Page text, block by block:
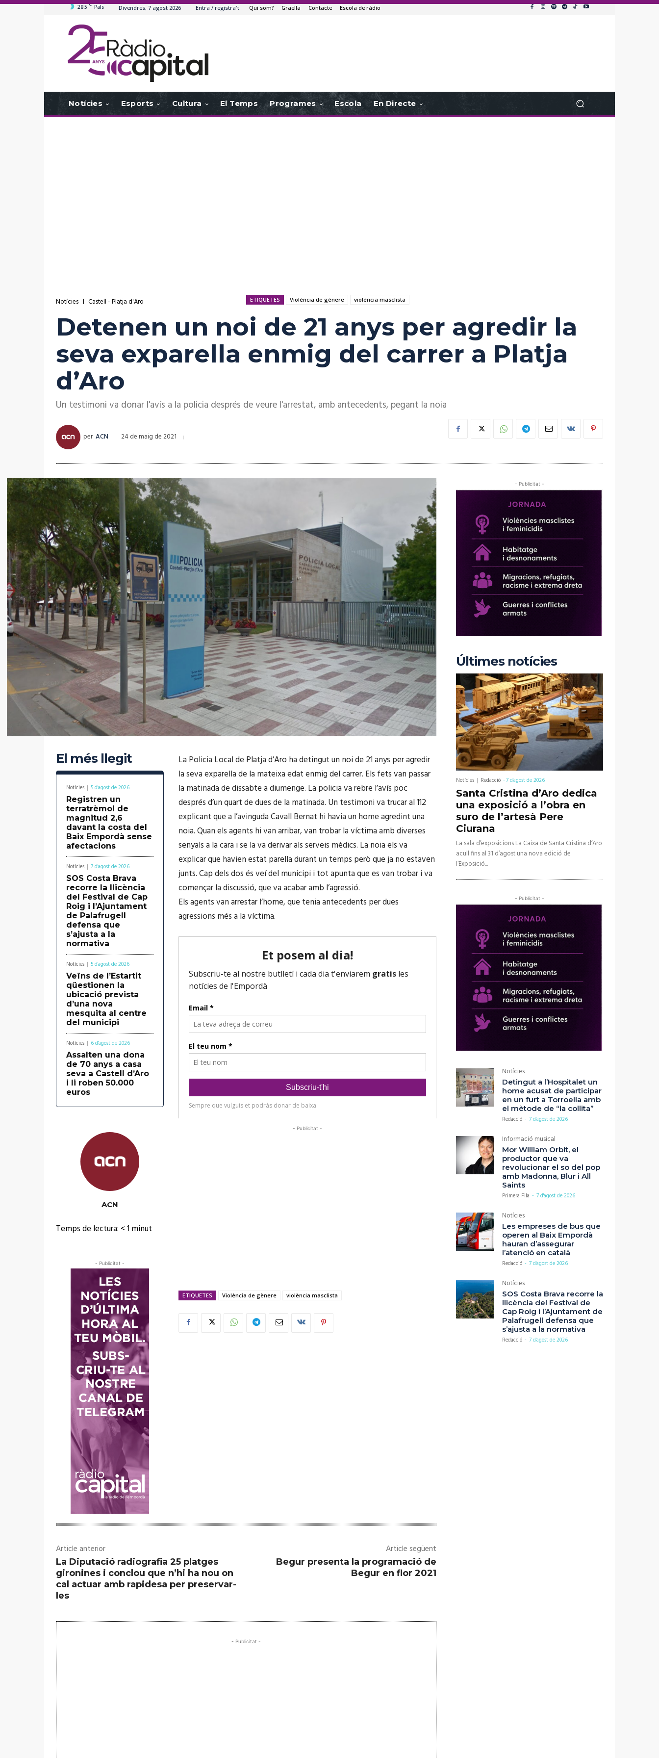
28.5 C Pals Divendres, 7 agost 2026 Entra / registra't Qui som? Graella Contacte Escola de ràdio
Notícies Esports Cultura El Temps Programes Escola En Directe
Notícies Castell - Platja d'Aro ETIQUETES Violència de gènere violència masclista
Detenen un noi de 21 anys per agredir la
seva exparella enmig del carrer a Platja
d’Aro
Un testimoni va donar l'avís a la policia després de veure l'arrestat, amb antecedents, pegant la noia
per ACN 24 de maig de 2021
El més llegit
Notícies 5 d'agost de 2026
Registren un
terratrèmol de
magnitud 2,6
davant la costa del
Baix Empordà sense
afectacions
Notícies 7 d'agost de 2026
SOS Costa Brava
recorre la llicència
del Festival de Cap
Roig i l’Ajuntament
de Palafrugell
defensa que
s’ajusta a la
normativa
Notícies 5 d'agost de 2026
Veïns de l’Estartit
qüestionen la
ubicació prevista
d’una nova
mesquita al centre
del municipi
Notícies 6 d'agost de 2026
Assalten una dona
de 70 anys a casa
seva a Castell d’Aro
i li roben 50.000
euros
ACN
Temps de lectura: < 1minut
- Publicitat -
La Policia Local de Platja d’Aro ha detingut un noi de 21 anys per agredir
la seva exparella de la mateixa edat enmig del carrer. Els fets van passar
la matinada de dissabte a diumenge. La policia va rebre l’avís poc
després d’un quart de dues de la matinada. Un testimoni va trucar al 112
explicant que a l’avinguda Cavall Bernat hi havia un home agredint una
noia. Quan els agents hi van arribar, van trobar la víctima amb diverses
senyals a la cara i se la va derivar als serveis mèdics. La noia els va
explicar que havien estat parella durant un temps però que ja no estaven
junts. Cap dels dos és veí del municipi i tot apunta que es van trobar i va
començar la discussió, que va acabar amb l’agressió.
Els agents van arrestar l’home, que tenia antecedents per dues
agressions més a la víctima.
- Publicitat -
ETIQUETES Violència de gènere violència masclista
Article anterior
La Diputació radiografia 25 platges
gironines i conclou que n’hi ha nou on
cal actuar amb rapidesa per preservar-
les
Article següent
Begur presenta la programació de
Begur en flor 2021
- Publicitat -
- Publicitat -
Últimes notícies
Notícies Redacció -7 d'agost de 2026
Santa Cristina d’Aro dedica
una exposició a l’obra en
suro de l’artesà Pere
Ciurana
La sala d’exposicions La Caixa de Santa Cristina d’Aro
acull fins al 31 d’agost una nova edició de
l’Exposició...
- Publicitat -
Notícies
Detingut a l’Hospitalet un
home acusat de participar
en un furt a Torroella amb
el mètode de “la collita”
Redacció - 7 d'agost de 2026
Informació musical
Mor William Orbit, el
productor que va
revolucionar el so del pop
amb Madonna, Blur i All
Saints
Primera Fila - 7 d'agost de 2026
Notícies
Les empreses de bus que
operen al Baix Empordà
hauran d’assegurar
l’atenció en català
Redacció - 7 d'agost de 2026
Notícies
SOS Costa Brava recorre la
llicència del Festival de
Cap Roig i l’Ajuntament de
Palafrugell defensa que
s’ajusta a la normativa
Redacció - 7 d'agost de 2026